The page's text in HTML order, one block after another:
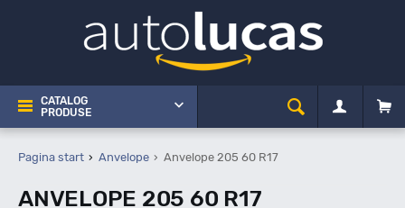
CATALOG
PRODUSE
Pagina start Anvelope Anvelope 205 60 R17
ANVELOPE 205 60 R17